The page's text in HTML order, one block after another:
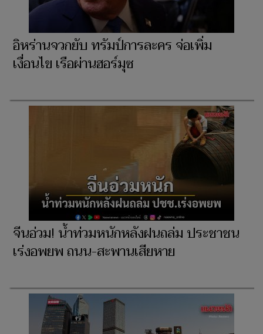
อิหร่านจวกยับ ทรัมป์การละคร จ่อเพิ่ม
เงื่อนไข เรือผ่านฮอร์มุซ
จีนอ่วม! น้ำท่วมหนักหลังฝนถล่ม ประชาชน
เร่งอพยพ ถนน-สะพานเสียหาย